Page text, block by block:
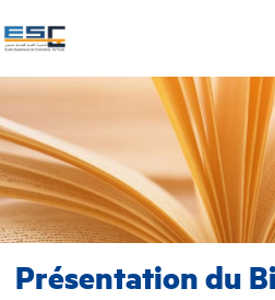
Présentation du